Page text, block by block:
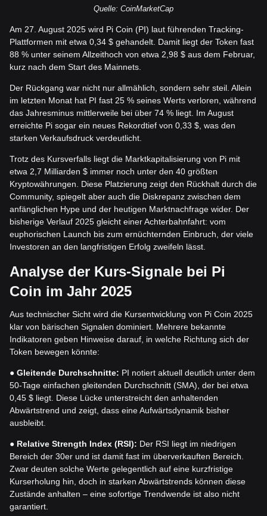
Quelle: CoinMarketCap
Am 27. August 2025 wird Pi Coin (PI) laut führenden Tracking-
Plattformen mit etwa 0,34 $ gehandelt. Damit liegt der Token fast
88 % unter seinem Allzeithoch von etwa 2,98 $ aus dem Februar,
kurz nach dem Start des Mainnets.
Der Rückgang war nicht nur allmählich, sondern sehr steil. Allein
im letzten Monat hat PI fast 25 % seines Werts verloren, während
das Jahresminus mittlerweile bei über 74 % liegt. Im August
erreichte Pi sogar ein neues Rekordtief von 0,33 $, was den
starken Verkaufsdruck verdeutlicht.
Trotz des Kursverfalls liegt die Marktkapitalisierung von Pi mit
etwa 2,7 Milliarden $ immer noch unter den 40 größten
Kryptowährungen. Diese Platzierung zeigt den Rückhalt durch die
Community, spiegelt aber auch die Diskrepanz zwischen dem
anfänglichen Hype und der heutigen Marktnachfrage wider. Der
bisherige Verlauf 2025 gleicht einer Achterbahnfahrt: vom
euphorischen Launch bis zum ernüchternden Einbruch, der viele
Investoren an den langfristigen Erfolg zweifeln lässt.
Analyse der Kurs-Signale bei Pi
Coin im Jahr 2025
Aus technischer Sicht wird die Kursentwicklung von Pi Coin 2025
klar von bärischen Signalen dominiert. Mehrere bekannte
Indikatoren geben Hinweise darauf, in welche Richtung sich der
Token bewegen könnte:
● Gleitende Durchschnitte: PI notiert aktuell deutlich unter dem
50-Tage einfachen gleitenden Durchschnitt (SMA), der bei etwa
0,45 $ liegt. Diese Lücke unterstreicht den anhaltenden
Abwärtstrend und zeigt, dass eine Aufwärtsdynamik bisher
ausbleibt.
● Relative Strength Index (RSI): Der RSI liegt im niedrigen
Bereich der 30er und ist damit fast im überverkauften Bereich.
Zwar deuten solche Werte gelegentlich auf eine kurzfristige
Kurserholung hin, doch in starken Abwärtstrends können diese
Zustände anhalten – eine sofortige Trendwende ist also nicht
garantiert.